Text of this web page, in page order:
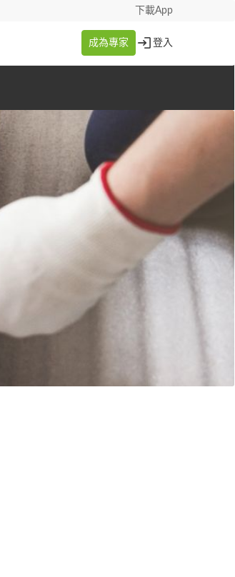
下載App
成為專家 登入